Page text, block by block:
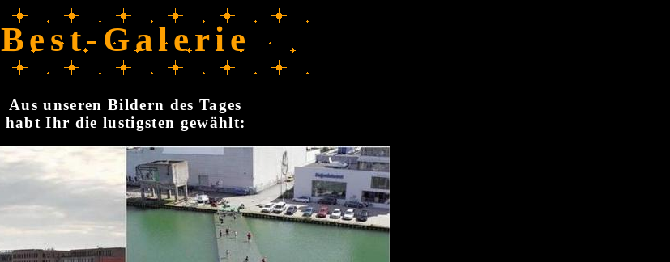
Best-Galerie
Aus unseren Bildern des Tages
habt Ihr die lustigsten gewählt: